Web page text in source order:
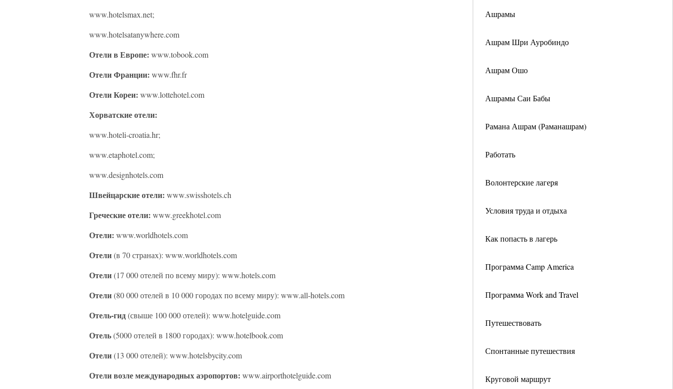
Ашрамы
Ашрам Шри Ауробиндо
Ашрам Ошо
Ашрамы Саи Бабы
Рамана Ашрам (Раманашрам)
Работать
Волонтерские лагеря
Условия труда и отдыха
Как попасть в лагерь
Программа Camp America
Программа Work and Travel
Путешествовать
Спонтанные путешествия
Круговой маршрут
www.hotelsmax.net;
www.hotelsatanywhere.com
Отели в Европе: www.tobook.com
Отели Франции: www.fhr.fr
Отели Кореи: www.lottehotel.com
Хорватские отели:
www.hoteli-croatia.hr;
www.etaphotel.com;
www.designhotels.com
Швейцарские отели: www.swisshotels.ch
Греческие отели: www.greekhotel.com
Отели: www.worldhotels.com
Отели(в 70 странах): www.worldhotels.com
Отели(17 000 отелей по всему миру): www.hotels.com
Отели(80 000 отелей в 10 000 городах по всему миру): www.all-hotels.com
Отель-гид(свыше 100 000 отелей): www.hotelguide.com
Отель(5000 отелей в 1800 городах): www.hotelbook.com
Отели(13 000 отелей): www.hotelsbycity.com
Отели возле международных аэропортов: www.airporthotelguide.com